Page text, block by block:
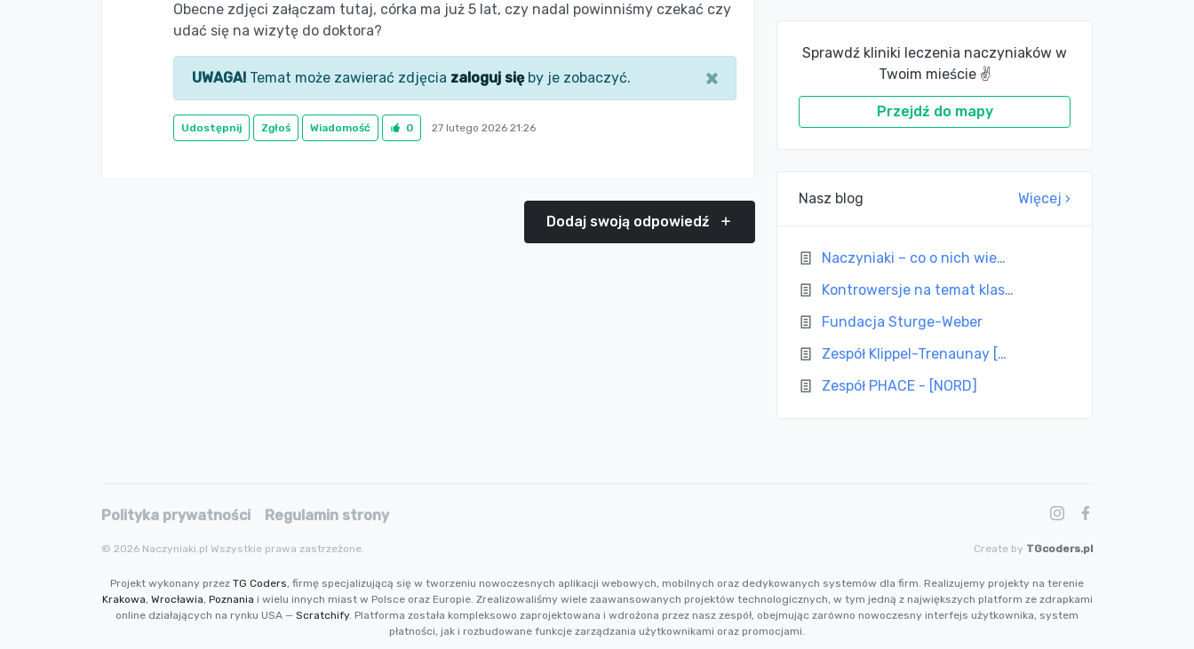
Obecne zdjęci załączam tutaj, córka ma już 5 lat, czy nadal powinniśmy czekać czy
udać się na wizytę do doktora?
UWAGA! Temat może zawierać zdjęcia zaloguj sięby je zobaczyć. ×
Udostępnij Zgłoś Wiadomość 0 27 lutego 2026 21:26
Dodaj swoją odpowiedź
Sprawdź kliniki leczenia naczyniaków w
Twoim mieście ✌
Przejdź do mapy
Nasz blog Więcej ›
Naczyniaki – co o nich wie…
Kontrowersje na temat klas…
Fundacja Sturge-Weber
Zespół Klippel-Trenaunay […
Zespół PHACE - [NORD]
Polityka prywatności Regulamin strony
© 2026 Naczyniaki.pl Wszystkie prawa zastrzeżone. Create by TGcoders.pl
Projekt wykonany przez TG Coders, firmę specjalizującą się w tworzeniu nowoczesnych aplikacji webowych, mobilnych oraz dedykowanych systemów dla firm. Realizujemy projekty na terenie
Krakowa, Wrocławia, Poznania i wielu innych miast w Polsce oraz Europie. Zrealizowaliśmy wiele zaawansowanych projektów technologicznych, w tym jedną z największych platform ze zdrapkami
online działających na rynku USA — Scratchify. Platforma została kompleksowo zaprojektowana i wdrożona przez nasz zespół, obejmując zarówno nowoczesny interfejs użytkownika, system
płatności, jak i rozbudowane funkcje zarządzania użytkownikami oraz promocjami.